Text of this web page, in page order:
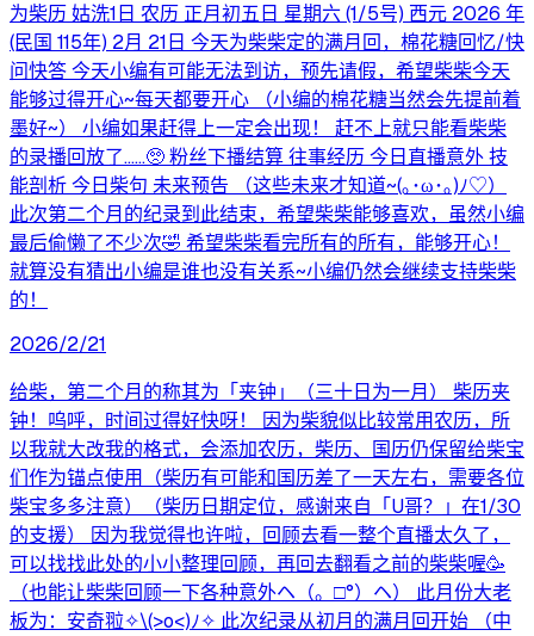
为柴历 姑洗1日 农历 正月初五日 星期六 (1/5号) 西元 2026 年
(民国 115年) 2月 21日 今天为柴柴定的满月回，棉花糖回忆/快
问快答 今天小编有可能无法到访，预先请假，希望柴柴今天
能够过得开心~每天都要开心 （小编的棉花糖当然会先提前着
墨好~） 小编如果赶得上一定会出现！ 赶不上就只能看柴柴
的录播回放了……🥺 粉丝下播结算 往事经历 今日直播意外 技
能剖析 今日柴句 未来预告 （这些未来才知道~(⁠｡⁠･⁠ω⁠･⁠｡⁠)⁠ﾉ⁠♡）
此次第二个月的纪录到此结束，希望柴柴能够喜欢，虽然小编
最后偷懒了不少次🤣 希望柴柴看完所有的所有，能够开心！
就算没有猜出小编是谁也没有关系~小编仍然会继续支持柴柴
的！
2026/2/21
给柴，第二个月的称其为「夹钟」（三十日为一月） 柴历夹
钟！呜呼，时间过得好快呀！ 因为柴貌似比较常用农历，所
以我就大改我的格式，会添加农历，柴历、国历仍保留给柴宝
们作为锚点使用（柴历有可能和国历差了一天左右，需要各位
柴宝多多注意）（柴历日期定位，感谢来自「U哥？」在1/30
的支援） 因为我觉得也许啦，回顾去看一整个直播太久了，
可以找找此处的小小整理回顾，再回去翻看之前的柴柴喔🥳
（也能让柴柴回顾一下各种意外ヘ⁠（⁠。⁠□⁠°⁠）⁠ヘ） 此月份大老
板为：安奇翋✧⁠\⁠(⁠>⁠o⁠<⁠)⁠ﾉ⁠✧ 此次纪录从初月的满月回开始 （中